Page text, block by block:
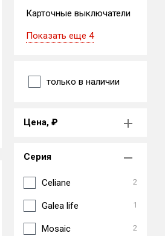
Карточные выключатели
Показать еще 4
только в наличии
Цена, ₽
Серия
Celiane 2
Galea life 1
Mosaic 2